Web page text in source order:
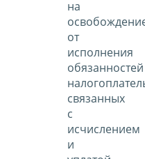
на
от
исполнения
обязанностей
связанных
с
исчислением
и